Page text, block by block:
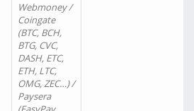
Webmoney /
Coingate
(BTC, BCH,
BTG, CVC,
DASH, ETC,
ETH, LTC,
OMG, ZEC…) /
Paysera